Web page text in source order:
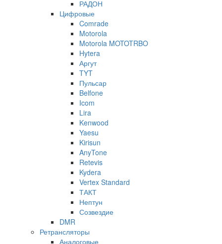
РАДОН
Цифровые
Comrade
Motorola
Motorola MOTOTRBO
Hytera
Аргут
TYT
Пульсар
Belfone
Icom
Lira
Kenwood
Yaesu
Kirisun
AnyTone
Retevis
Kydera
Vertex Standard
ТАКТ
Нептун
Созвездие
DMR
Ретрансляторы
Аналоговые